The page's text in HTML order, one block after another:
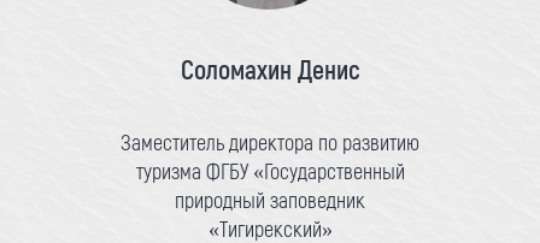
Соломахин Денис
Заместитель директора по развитию
туризма ФГБУ «Государственный
природный заповедник
«Тигирекский»